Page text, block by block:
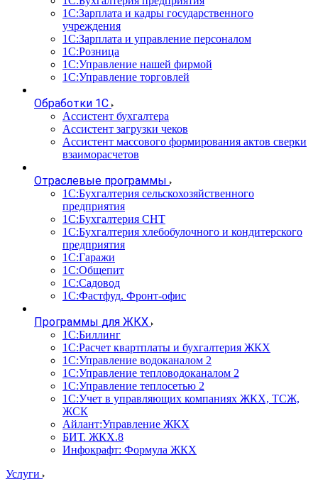
1С:Зарплата и кадры государственного
учреждения
1С:Зарплата и управление персоналом
1С:Розница
1С:Управление нашей фирмой
1С:Управление торговлей
Обработки 1С
Ассистент бухгалтера
Ассистент загрузки чеков
Ассистент массового формирования актов сверки
взаиморасчетов
Отраслевые программы
1С:Бухгалтерия сельскохозяйственного
предприятия
1С:Бухгалтерия СНТ
1С:Бухгалтерия хлебобулочного и кондитерского
предприятия
1С:Гаражи
1С:Общепит
1С:Садовод
1С:Фастфуд. Фронт-офис
Программы для ЖКХ
1С:Биллинг
1С:Расчет квартплаты и бухгалтерия ЖКХ
1С:Управление водоканалом 2
1С:Управление тепловодоканалом 2
1С:Управление теплосетью 2
1С:Учет в управляющих компаниях ЖКХ, ТСЖ,
ЖСК
Айлант:Управление ЖКХ
БИТ. ЖКХ.8
Инфокрафт: Формула ЖКХ
Услуги